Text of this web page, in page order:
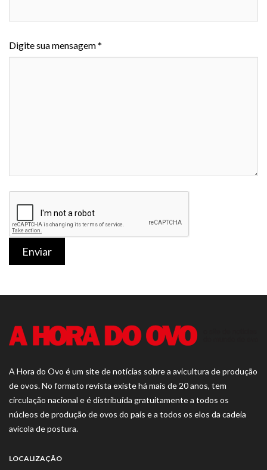
Digite sua mensagem *
Enviar
A Hora do Ovo é um site de notícias sobre a avicultura de produção
de ovos. No formato revista existe há mais de 20 anos, tem
circulação nacional e é distribuída gratuitamente a todos os
núcleos de produção de ovos do país e a todos os elos da cadeia
avícola de postura.
LOCALIZAÇÃO